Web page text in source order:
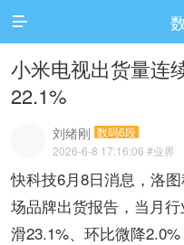
访问电脑版

小米电视出货量连
22.1%
刘绪刚 数码6段
2026-6-8 17:16:06 #业界
快科技6月8日消息，洛
场品牌出货报告，当月
滑23.1%、环比微降2.0%